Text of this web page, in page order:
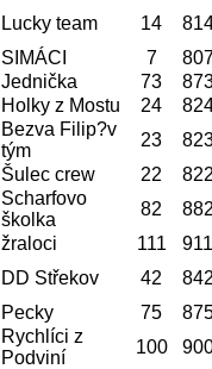
Lucky team 14
SIMÁCI 7
Jednička 73
Holky z Mostu 24
Bezva Filip?v
tým
23
Šulec crew 22
Scharfovo
školka
82
žraloci 111
911
DD Střekov 42
Pecky 75
Rychlíci z
Podviní
100